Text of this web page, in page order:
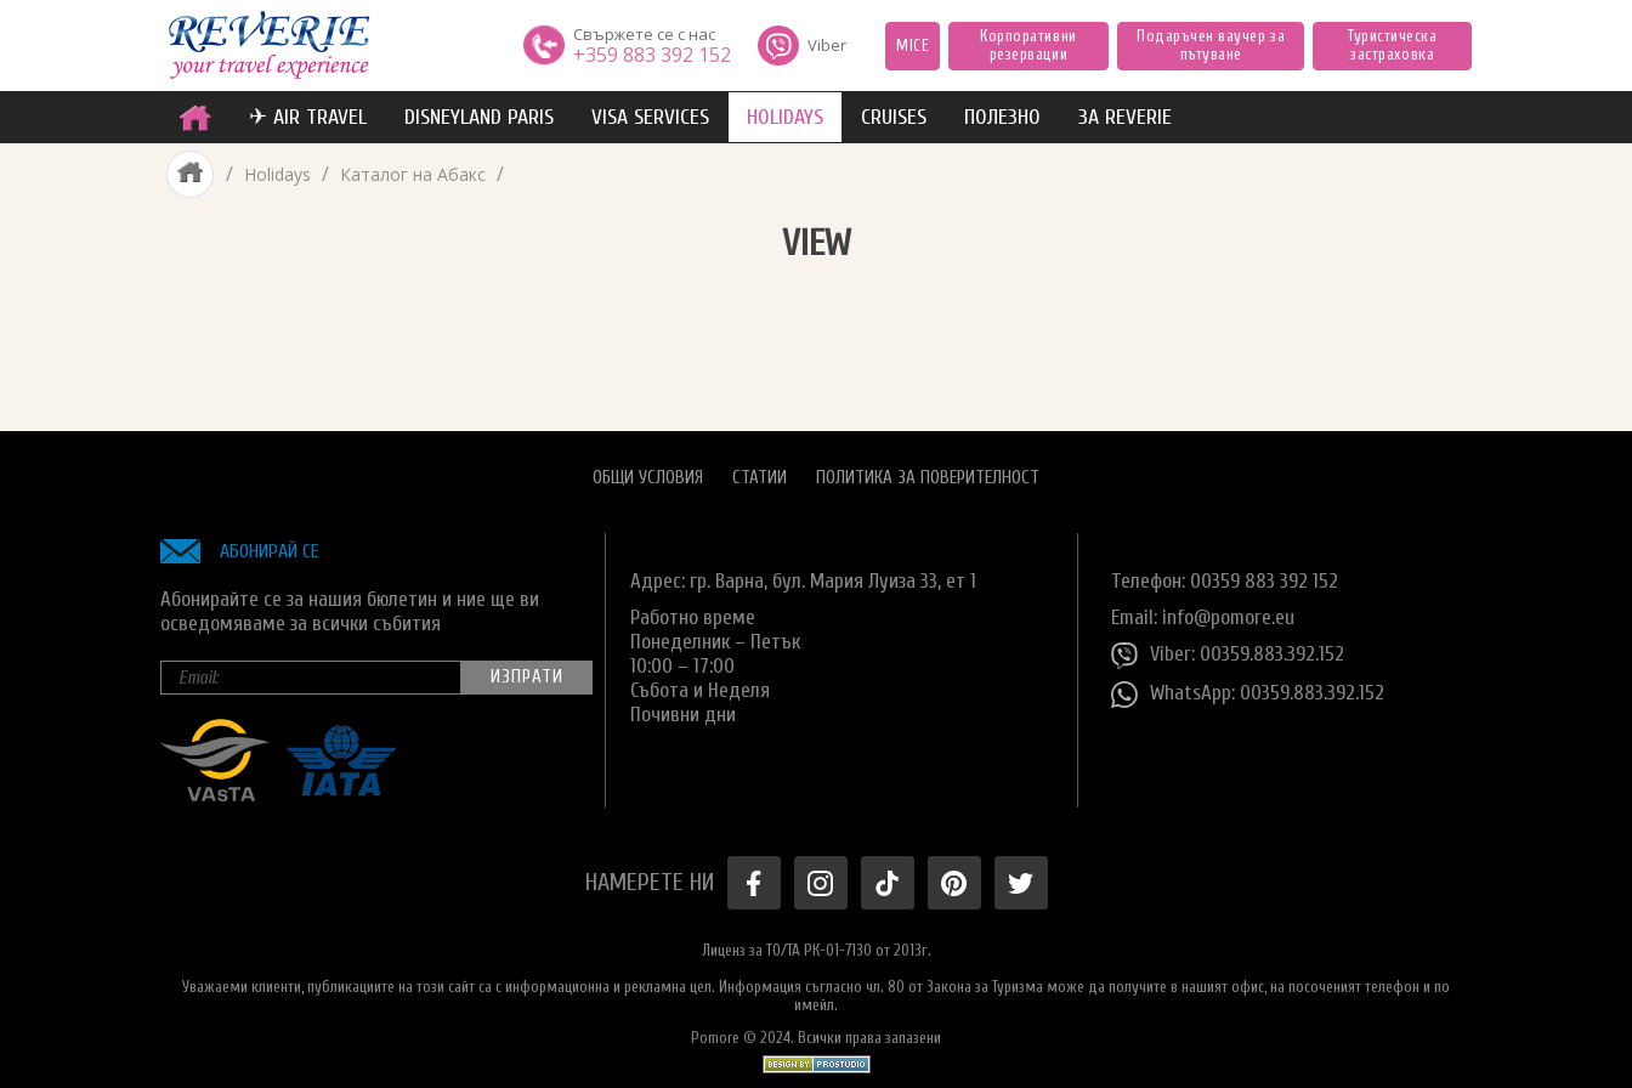
Свържете се с нас
+359 883 392 152 Viber MICE
Корпоративни
резервации
Подаръчен ваучер за
пътуване
Туристическа
застраховка
✈ AIR TRAVEL DISNEYLAND PARIS VISA SERVICES HOLIDAYS CRUISES ПОЛЕЗНО ЗА REVERIE
/ Holidays / Каталог на Абакс /
VIEW
ОБЩИ УСЛОВИЯ СТАТИИ ПОЛИТИКА ЗА ПОВЕРИТЕЛНОСТ
АБОНИРАЙ СЕ
Абонирайте се за нашия бюлетин и ние ще ви
осведомяваме за всички събития
Адрес: гр. Варна, бул. Мария Луиза 33, ет 1
Работно време
Понеделник – Петък
10:00 – 17:00
Събота и Неделя
Почивни дни
Телефон: 00359 883 392 152
Email: info@pomore.eu
Viber: 00359.883.392.152
WhatsApp: 00359.883.392.152
НАМЕРЕТЕ НИ
Лиценз за ТО/ТА РК-01-7130 от 2013г.
Уважаеми клиенти, публикациите на този сайт са с информационна и рекламна цел. Информация съгласно чл. 80 от Закона за Туризма може да получите в нашият офис, на посоченият телефон и по
имейл.
Pomore © 2024. Всички права запазени